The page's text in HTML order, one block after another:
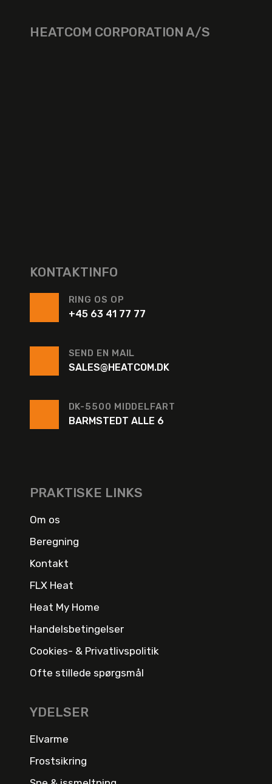
HEATCOM CORPORATION A/S
KONTAKTINFO
RING OS OP
+45 63 41 77 77
SEND EN MAIL
SALES@HEATCOM.DK
DK-5500 MIDDELFART
BARMSTEDT ALLE 6
PRAKTISKE LINKS
Om os
Beregning
Kontakt
FLX Heat
Heat My Home
Handelsbetingelser
Cookies- & Privatlivspolitik
Ofte stillede spørgsmål
YDELSER
Elvarme
Frostsikring